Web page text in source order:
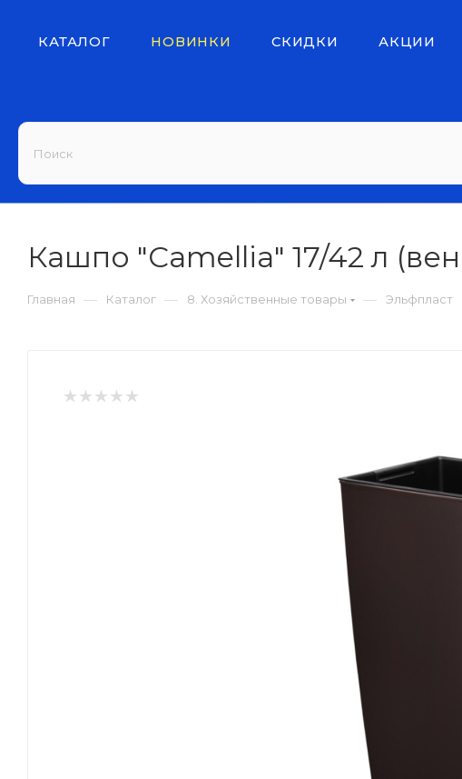
КАТАЛОГ НОВИНКИ СКИДКИ АКЦИИ
Кашпо "Camellia" 17/42 л
Главная — Каталог — 8. Хозяйственные товары — Эльфпласт